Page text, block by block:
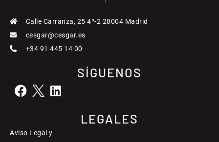
Calle Carranza, 25 4º-2 28004 Madrid
cesgar@cesgar.es
+34 91 445 14 00
SÍGUENOS
LEGALES
Aviso Legal y